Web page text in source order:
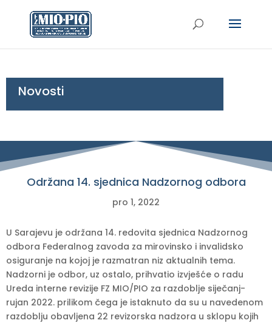
Novosti
Održana 14. sjednica Nadzornog odbora
pro 1, 2022
U Sarajevu je održana 14. redovita sjednica Nadzornog
odbora Federalnog zavoda za mirovinsko i invalidsko
osiguranje na kojoj je razmatran niz aktualnih tema.
Nadzorni je odbor, uz ostalo, prihvatio izvješće o radu
Ureda interne revizije FZ MIO/PIO za razdoblje siječanj-
rujan 2022. prilikom čega je istaknuto da su u navedenom
razdoblju obavljena 22 revizorska nadzora u sklopu kojih